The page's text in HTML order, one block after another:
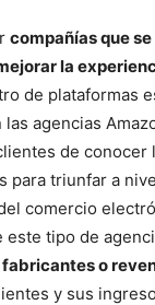
compañías que
la
de plataformas
agencias
de conocer
para triunfar a
comercio
tipo de
fabricantes o
y sus